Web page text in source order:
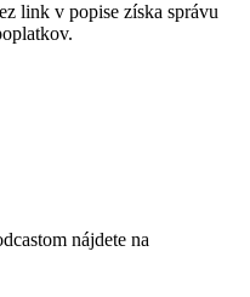
link v popise získa správu
nájdete na